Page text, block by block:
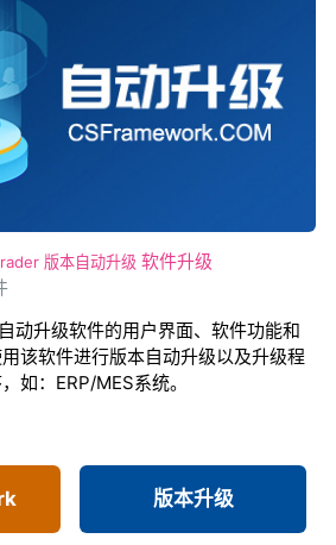
版本自动升级 软件升级
动升级软件的用户界面、软件功能和
该软件进行版本自动升级以及升级程
如：ERP/MES系统。
版本升级